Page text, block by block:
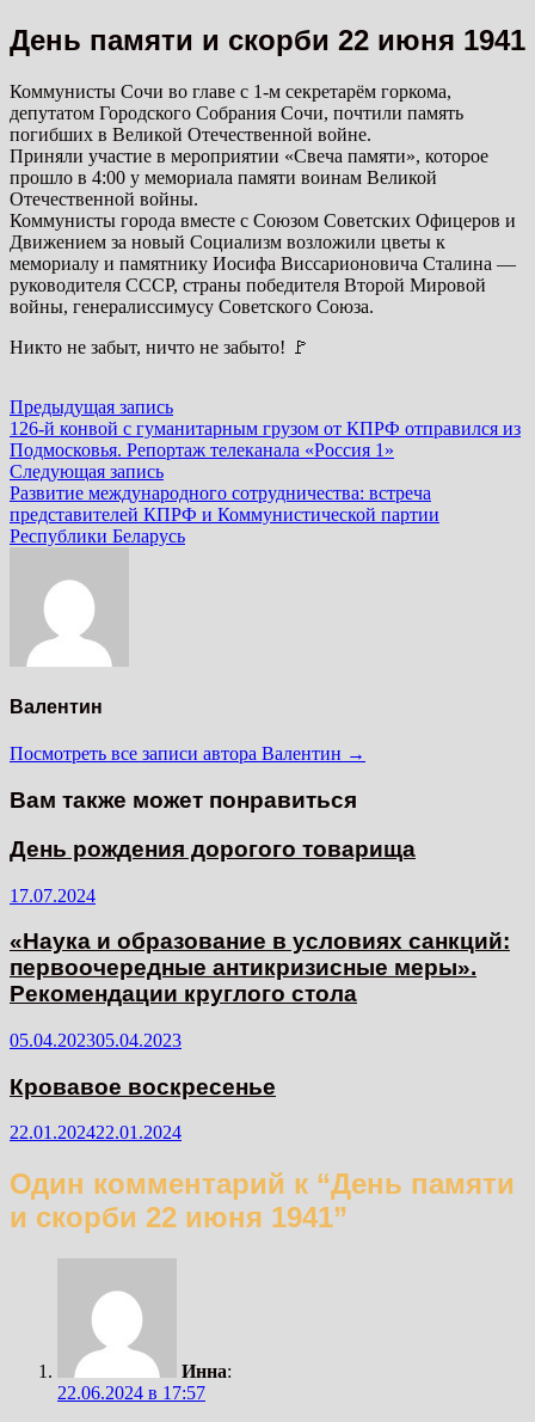
День памяти и скорби 22 июня 1941
Коммунисты Сочи во главе с 1-м секретарём горкома,
депутатом Городского Собрания Сочи, почтили память
погибших в Великой Отечественной войне.
Приняли участие в мероприятии «Свеча памяти», которое
прошло в 4:00 у мемориала памяти воинам Великой
Отечественной войны.
Коммунисты города вместе с Союзом Советских Офицеров и
Движением за новый Социализм возложили цветы к
мемориалу и памятнику Иосифа Виссарионовича Сталина —
руководителя СССР, страны победителя Второй Мировой
войны, генералиссимусу Советского Союза.
Никто не забыт, ничто не забыто! 🚩
Навигация
по
записям
Предыдущая записьПредыдущая
запись:
126-й конвой с гуманитарным грузом от КПРФ отправился из
Подмосковья. Репортаж телеканала «Россия 1»
Следующая записьСледующая
запись:
Развитие международного сотрудничества: встреча
представителей КПРФ и Коммунистической партии
Республики Беларусь
Валентин
Посмотреть все записи автора Валентин →
Вам также может понравиться
День рождения дорогого товарища
17.07.2024
«Наука и образование в условиях санкций:
первоочередные антикризисные меры».
Рекомендации круглого стола
05.04.202305.04.2023
Кровавое воскресенье
22.01.202422.01.2024
Один комментарий к “День памяти
и скорби 22 июня 1941”
Инна:
22.06.2024 в 17:57